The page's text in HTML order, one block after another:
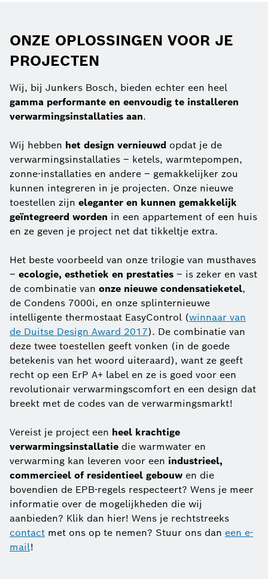
ONZE OPLOSSINGEN VOOR JE
PROJECTEN
Wij, bij Junkers Bosch, bieden echter een heel
gamma performante en eenvoudig te installeren
verwarmingsinstallaties aan.
Wij hebben het design vernieuwd opdat je de
verwarmingsinstallaties – ketels, warmtepompen,
zonne-installaties en andere – gemakkelijker zou
kunnen integreren in je projecten. Onze nieuwe
toestellen zijn eleganter en kunnen gemakkelijk
geïntegreerd worden in een appartement of een huis
en ze geven je project net dat tikkeltje extra.
Het beste voorbeeld van onze trilogie van musthaves
– ecologie, esthetiek en prestaties – is zeker en vast
de combinatie van onze nieuwe condensatieketel,
de Condens 7000i, en onze splinternieuwe
intelligente thermostaat EasyControl (winnaar van
de Duitse Design Award 2017). De combinatie van
deze twee toestellen geeft vonken (in de goede
betekenis van het woord uiteraard), want ze geeft
recht op een ErP A+ label en ze is goed voor een
revolutionair verwarmingscomfort en een design dat
breekt met de codes van de verwarmingsmarkt!
Vereist je project een heel krachtige
verwarmingsinstallatie die warmwater en
verwarming kan leveren voor een industrieel,
commercieel of residentieel gebouw en die
bovendien de EPB-regels respecteert? Wens je meer
informatie over de mogelijkheden die wij
aanbieden? Klik dan hier! Wens je rechtstreeks
contact met ons op te nemen? Stuur ons dan een e-
mail!